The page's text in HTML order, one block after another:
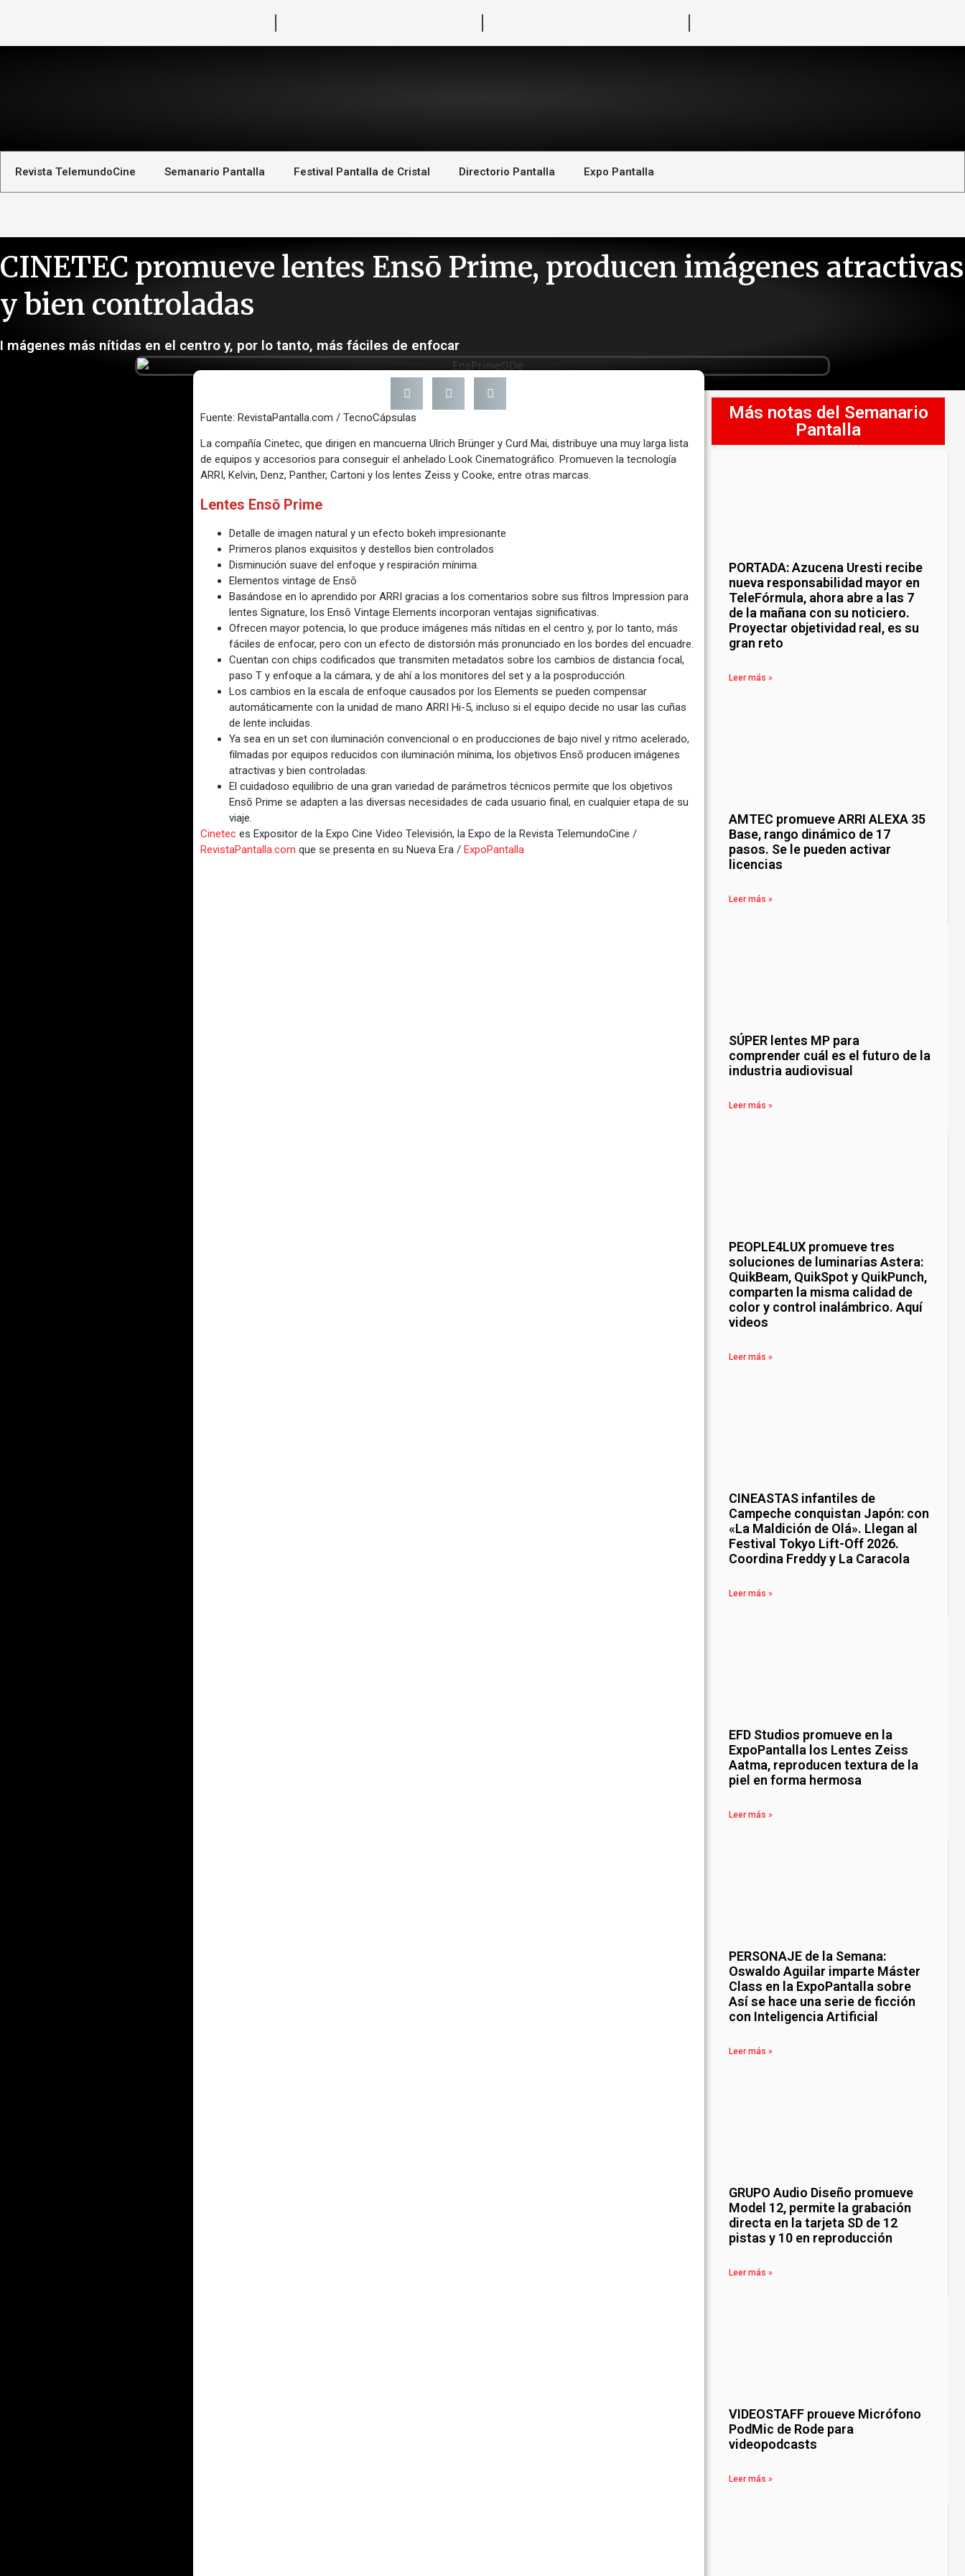
Revista TelemundoCine Semanario Pantalla Festival Pantalla de Cristal Directorio Pantalla Expo Pantalla
CINETEC promueve lentes Ensō Prime, producen imágenes atractivas
y bien controladas
I mágenes más nítidas en el centro y, por lo tanto, más fáciles de enfocar
Fuente: RevistaPantalla.com / TecnoCápsulas
La compañía Cinetec, que dirigen en mancuerna Ulrich Brünger y Curd Mai, distribuye una muy larga lista
de equipos y accesorios para conseguir el anhelado Look Cinematográfico. Promueven la tecnología
ARRI, Kelvin, Denz, Panther, Cartoni y los lentes Zeiss y Cooke, entre otras marcas.
Lentes Ensō Prime
Detalle de imagen natural y un efecto bokeh impresionante
Primeros planos exquisitos y destellos bien controlados
Disminución suave del enfoque y respiración mínima.
Elementos vintage de Ensō
Basándose en lo aprendido por ARRI gracias a los comentarios sobre sus filtros Impression para
lentes Signature, los Ensō Vintage Elements incorporan ventajas significativas.
Ofrecen mayor potencia, lo que produce imágenes más nítidas en el centro y, por lo tanto, más
fáciles de enfocar, pero con un efecto de distorsión más pronunciado en los bordes del encuadre.
Cuentan con chips codificados que transmiten metadatos sobre los cambios de distancia focal,
paso T y enfoque a la cámara, y de ahí a los monitores del set y a la posproducción.
Los cambios en la escala de enfoque causados por los Elements se pueden compensar
automáticamente con la unidad de mano ARRI Hi-5, incluso si el equipo decide no usar las cuñas
de lente incluidas.
Ya sea en un set con iluminación convencional o en producciones de bajo nivel y ritmo acelerado,
filmadas por equipos reducidos con iluminación mínima, los objetivos Ensō producen imágenes
atractivas y bien controladas.
El cuidadoso equilibrio de una gran variedad de parámetros técnicos permite que los objetivos
Ensō Prime se adapten a las diversas necesidades de cada usuario final, en cualquier etapa de su
viaje.
Cineteces Expositor de la Expo Cine Video Televisión, la Expo de la Revista TelemundoCine /
RevistaPantalla.com que se presenta en su Nueva Era / ExpoPantalla
Más notas del Semanario
Pantalla
PORTADA: Azucena Uresti recibe
nueva responsabilidad mayor en
TeleFórmula, ahora abre a las 7
de la mañana con su noticiero.
Proyectar objetividad real, es su
gran reto
Leer más »
AMTEC promueve ARRI ALEXA 35
Base, rango dinámico de 17
pasos. Se le pueden activar
licencias
Leer más »
SÚPER lentes MP para
comprender cuál es el futuro de la
industria audiovisual
Leer más »
PEOPLE4LUX promueve tres
soluciones de luminarias Astera:
QuikBeam, QuikSpot y QuikPunch,
comparten la misma calidad de
color y control inalámbrico. Aquí
videos
Leer más »
CINEASTAS infantiles de
Campeche conquistan Japón: con
«La Maldición de Olá». Llegan al
Festival Tokyo Lift-Off 2026.
Coordina Freddy y La Caracola
Leer más »
EFD Studios promueve en la
ExpoPantalla los Lentes Zeiss
Aatma, reproducen textura de la
piel en forma hermosa
Leer más »
PERSONAJE de la Semana:
Oswaldo Aguilar imparte Máster
Class en la ExpoPantalla sobre
Así se hace una serie de ficción
con Inteligencia Artificial
Leer más »
GRUPO Audio Diseño promueve
Model 12, permite la grabación
directa en la tarjeta SD de 12
pistas y 10 en reproducción
Leer más »
VIDEOSTAFF proueve Micrófono
PodMic de Rode para
videopodcasts
Leer más »